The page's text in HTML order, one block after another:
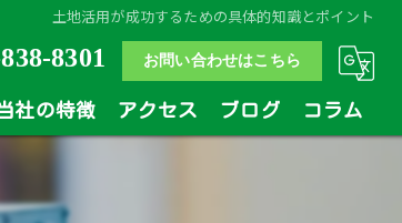
土地活用が成功するための具体的知識とポイント
8301 お問い合わせはこちら
社の特徴 アクセス ブログ コラム